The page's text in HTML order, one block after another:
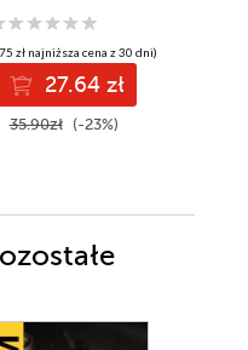
zł najniższa cena z 30 dni)
27.64 zł
35.90zł (-23%)